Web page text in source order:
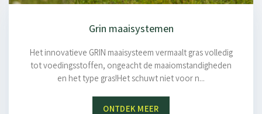
Grin maaisystemen
Het innovatieve GRIN maaisysteem vermaalt gras volledig
tot voedingsstoffen, ongeacht de maaiomstandigheden
en het type gras!Het schuwt niet voor n...
ONTDEK MEER